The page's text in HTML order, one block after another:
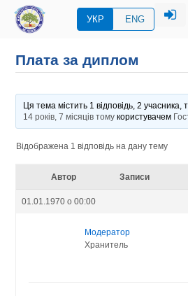
УКР ENG
Плата за диплом
Ця тема містить 1 відповідь, 2 учасника,
14 років, 7 місяців томукористувачем
Відображена 1 відповідь на дану тему
Автор Записи
01.01.1970 о 00:00
Модератор
Хранитель